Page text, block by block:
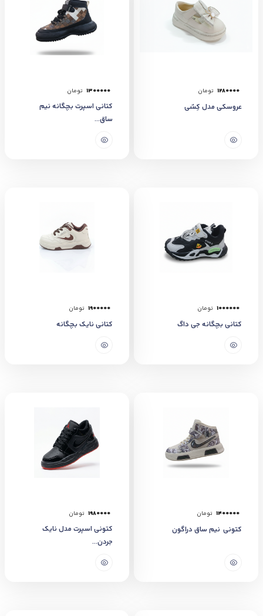
1280000 تومان
عروسکی مدل کِشی
1300000 تومان
کتانی اسپرت بچگانه نیم
ساق...
1000000 تومان
کتانی بچگانه جی داگ
1900000 تومان
کتانی نایک بچگانه
1400000 تومان
کتونی نیم ساق دراگون
1980000 تومان
کتونی اسپرت مدل نایک
جردن...